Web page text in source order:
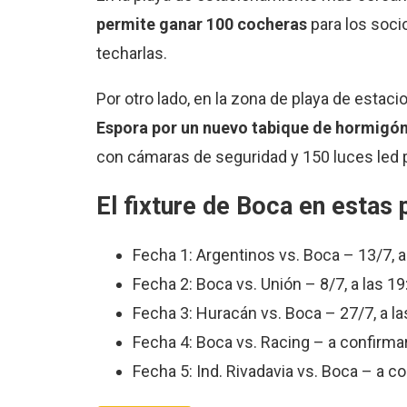
permite ganar 100 cocheraspara los
techarlas.
Por otro lado, en la zona de playa de
Espora por un nuevo tabique de
con cámaras de seguridad y 150 luces led
El fixture de Boca en estas
Fecha 1: Argentinos vs. Boca – 13/7,
Fecha 2: Boca vs. Unión – 8/7, a las
Fecha 3: Huracán vs. Boca – 27/7, a
Fecha 4: Boca vs. Racing – a
Fecha 5: Ind. Rivadavia vs. Boca – a